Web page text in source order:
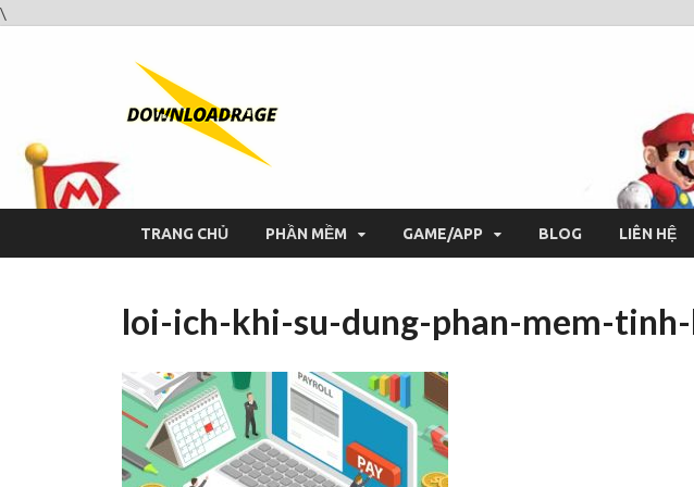
\
TRANG CHỦ PHẦN MỀM GAME/APP BLOG LIÊN HỆ
loi-ich-khi-su-dung-phan-mem-